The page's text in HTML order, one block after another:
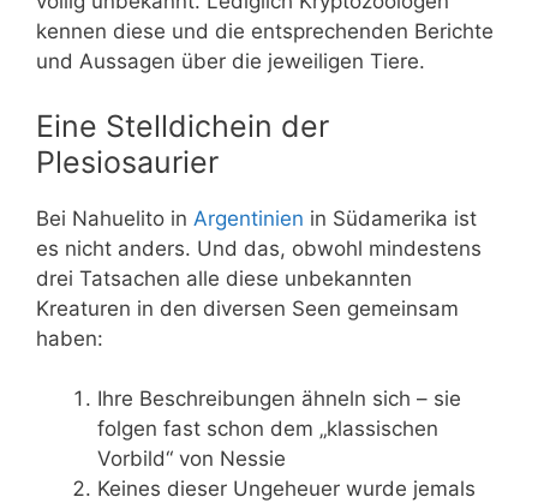
kennen diese und die entsprechenden Berichte
und Aussagen über die jeweiligen Tiere.
Eine Stelldichein der
Plesiosaurier
Bei Nahuelito in Argentinien in Südamerika ist
es nicht anders. Und das, obwohl mindestens
drei Tatsachen alle diese unbekannten
Kreaturen in den diversen Seen gemeinsam
haben:
Ihre Beschreibungen ähneln sich – sie
folgen fast schon dem „klassischen
Vorbild“ von Nessie
Keines dieser Ungeheuer wurde jemals